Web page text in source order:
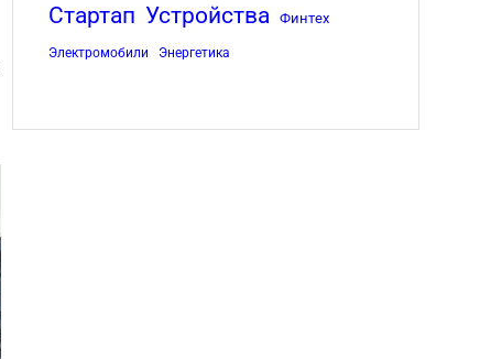
Стартап Устройства Финтех
Электромобили Энергетика